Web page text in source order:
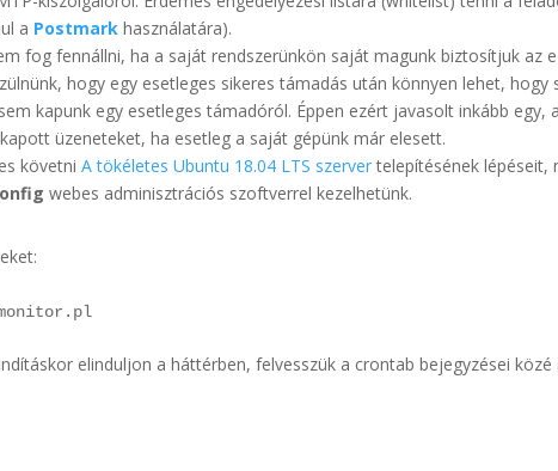
a Postmark használatára).
fog fennállni, ha a saját rendszerünkön saját magunk biztosítjuk az
hogy egy esetleges sikeres támadás után könnyen lehet,
kapunk egy esetleges támadóról. Éppen ezért javasolt inkább
üzeneteket, ha esetleg a saját gépünk már elesett.
követniA tökéletes Ubuntu 18.04 LTS szervertelepítésének lépéseit,
webes adminisztrációs szoftverrel kezelhetünk.
elinduljon a háttérben, felvesszük a crontab bejegyzései